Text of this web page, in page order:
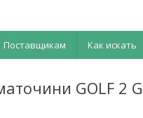
Поставщикам Как искать
GOLF 2